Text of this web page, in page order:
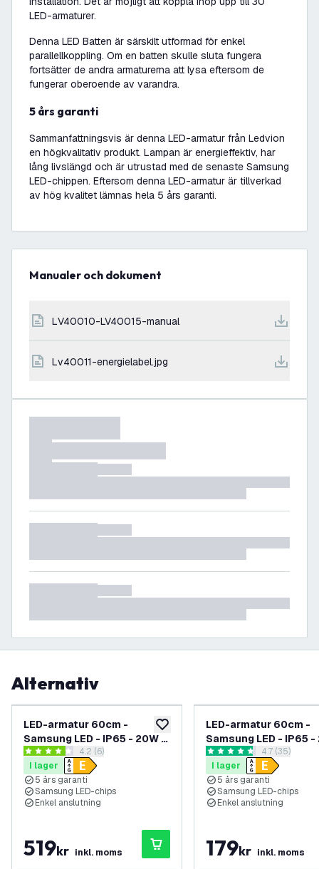
LED-armaturer.
Denna LED Batten är särskilt utformad för enkel
parallellkoppling. Om en batten skulle sluta fungera
fortsätter de andra armaturerna att lysa eftersom de
fungerar oberoende av varandra.
5 års garanti
Sammanfattningsvis är denna LED-armatur från Ledvion
en högkvalitativ produkt. Lampan är energieffektiv, har
lång livslängd och är utrustad med de senaste Samsung
LED-chippen. Eftersom denna LED-armatur är tillverkad
av hög kvalitet lämnas hela 5 års garanti.
Manualer och dokument
LV40010-LV40015-manual
lv40011-energielabel.jpg
Alternativ
lägg till i önskelistan
LED-armatur 60cm -
Samsung LED - IP65 - 20W -
140lm/W - 6500K - Kallvit -
Gennemfortrådet - 5 års
garanti - 3-pack
öppna recensionspanel
4.2 stjärnbetyg4.2 (6)
I lager
5 års garanti
Samsung LED-chips
Enkel anslutning
519kr inkl. moms
LED-armatur 60cm -
Samsung LED - IP65 -
140lm/W - 6500K -
Gennemfortrådet - 5
garanti
öppna
4.7 stjärnbetyg4.7 (35)
I lager
5 års garanti
Samsung LED-chips
Enkel anslutning
179kr inkl. moms